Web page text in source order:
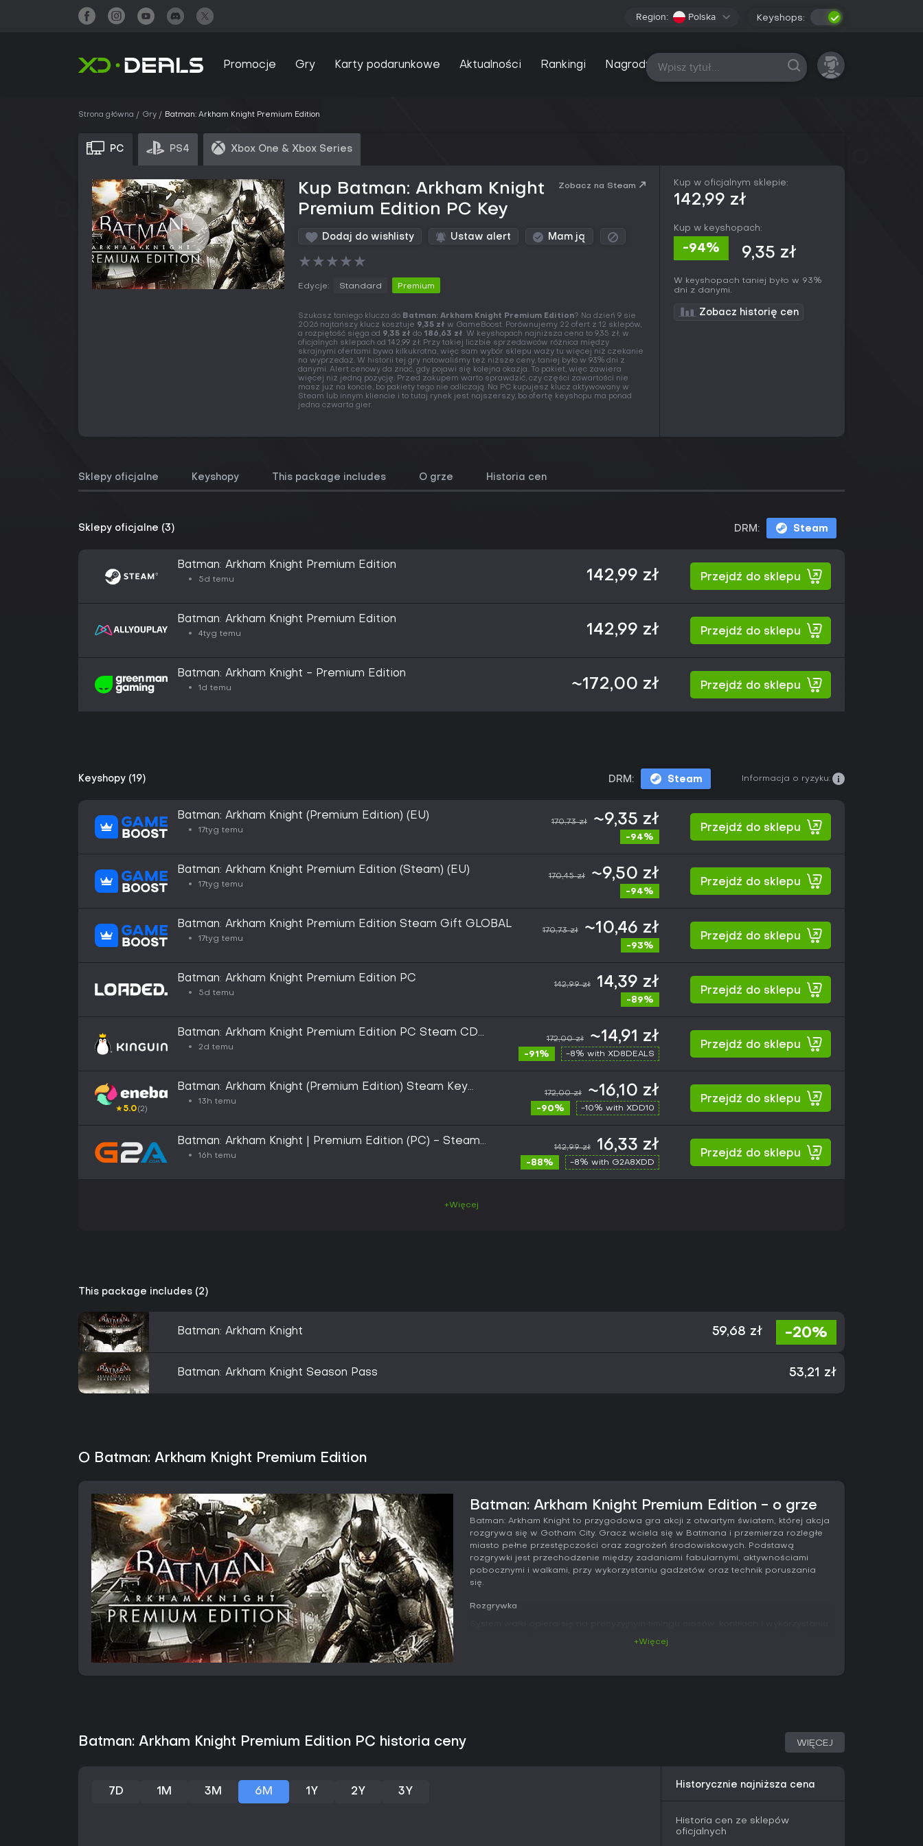
Region: Polska Keyshops:
Promocje Gry Karty podarunkowe Aktualności Rankingi Nagrody Wszystkie platformy
Strona główna Gry Batman: Arkham Knight Premium Edition
PC PS4 Xbox One & Xbox Series
Kup Batman: Arkham Knight
Premium Edition PC Key
Zobacz na Steam
Dodaj do wishlisty Ustaw alert Mam ją
★★★★★
Edycje: Standard Premium
Szukasz taniego klucza do Batman: Arkham Knight Premium Edition? Na dzień 9 sie
2026 najtańszy klucz kosztuje 9,35 zł w GameBoost. Porównujemy 22 ofert z 12 sklepów,
a rozpiętość sięga od 9,35 zł do 186,63 zł. W keyshopach najniższa cena to 9,35 zł, w
oficjalnych sklepach od 142,99 zł. Przy takiej liczbie sprzedawców różnica między
skrajnymi ofertami bywa kilkukrotna, więc sam wybór sklepu waży tu więcej niż czekanie
na wyprzedaż. W historii tej gry notowaliśmy też niższe ceny, taniej było w 93% dni z
danymi. Alert cenowy da znać, gdy pojawi się kolejna okazja. To pakiet, więc zawiera
więcej niż jedną pozycję. Przed zakupem warto sprawdzić, czy części zawartości nie
masz już na koncie, bo pakiety tego nie odliczają. Na PC kupujesz klucz aktywowany w
Steam lub innym kliencie i to tutaj rynek jest najszerszy, bo ofertę keyshopu ma ponad
jedna czwarta gier.
Kup w oficjalnym sklepie:
142,99 zł
Kup w keyshopach:
-94% 9,35 zł
W keyshopach taniej było w 93%
dni z danymi.
Zobacz historię cen
Sklepy oficjalne Keyshopy This package includes O grze Historia cen
Sklepy oficjalne (3) DRM: Steam
Batman: Arkham Knight Premium Edition
5d temu 142,99 zł Przejdź do sklepu
Batman: Arkham Knight Premium Edition
4tyg temu 142,99 zł Przejdź do sklepu
Batman: Arkham Knight - Premium Edition
1d temu ~172,00 zł Przejdź do sklepu
Keyshopy (19) DRM: Steam Informacja o ryzyku:
Batman: Arkham Knight (Premium Edition) (EU)
17tyg temu
170,73 zł ~9,35 zł
-94%
Przejdź do sklepu
Batman: Arkham Knight Premium Edition (Steam) (EU)
17tyg temu
170,45 zł ~9,50 zł
-94%
Przejdź do sklepu
Batman: Arkham Knight Premium Edition Steam Gift GLOBAL
17tyg temu
170,73 zł ~10,46 zł
-93%
Przejdź do sklepu
Batman: Arkham Knight Premium Edition PC
5d temu
142,99 zł 14,39 zł
-89%
Przejdź do sklepu
Batman: Arkham Knight Premium Edition PC Steam CD
Key
2d temu
172,00 zł ~14,91 zł
-91% -8% with XD8DEALS
Przejdź do sklepu
★5.0(2)
Batman: Arkham Knight (Premium Edition) Steam Key
GLOBAL
13h temu
172,00 zł ~16,10 zł
-90% -10% with XDD10
Przejdź do sklepu
Batman: Arkham Knight | Premium Edition (PC) - Steam
Key - GLOBAL
16h temu
142,99 zł 16,33 zł
-88% -8% with G2A8XDD
Przejdź do sklepu
+Więcej
This package includes (2)
Batman: Arkham Knight 59,68 zł -20%
Batman: Arkham Knight Season Pass 53,21 zł
O Batman: Arkham Knight Premium Edition
Batman: Arkham Knight Premium Edition - o grze
Batman: Arkham Knight to przygodowa gra akcji z otwartym światem, której akcja
rozgrywa się w Gotham City. Gracz wciela się w Batmana i przemierza rozległe
miasto pełne przestępczości oraz zagrożeń środowiskowych. Podstawą
rozgrywki jest przechodzenie między zadaniami fabularnymi, aktywnościami
pobocznymi i walkami, przy wykorzystaniu gadżetów oraz technik poruszania
się.
Rozgrywka
odblokowuje specjalne akcje i pozwala zachować kontrolę w większych
zarówno szybkiego środka transportu, jak i platformy bojowej, pozwalającej
skradanki oraz parametry Batmobile'a. Zagadki środowiskowe wymagają często
łączenia kilku gadżetów - na przykład urządzeń zdalnie sterowanych lub
+Więcej
Batman: Arkham Knight Premium Edition PC historia ceny WIĘCEJ
7D 1M 3M 6M 1Y 2Y 3Y
Historycznie najniższa cena
Historia cen ze sklepów
oficjalnych